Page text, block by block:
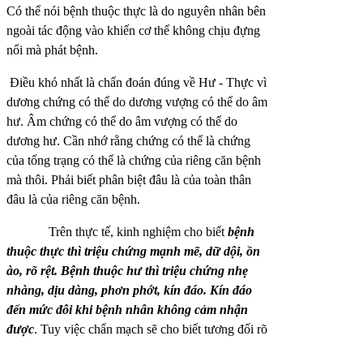
Có thể nói bệnh thuộc thực là do nguyên nhân bên
ngoài tác động vào khiến cơ thể không chịu đựng
nổi mà phát bệnh.
Điều khó nhất là chẩn đoán đúng về Hư - Thực vì
dương chứng có thể do dương vượng có thể do âm
hư. Âm chứng có thể do âm vượng có thể do
dương hư. Cần nhớ rằng chứng có thể là chứng
của tổng trạng có thể là chứng của riêng căn bệnh
mà thôi. Phải biết phân biệt đâu là của toàn thân
đâu là của riêng căn bệnh.
Trên thực tế, kinh nghiệm cho biếtbệnh
thuộc thực thì triệu chứng mạnh mẽ, dữ dội, ồn
ào, rõ rệt. Bệnh thuộc hư thì triệu chứng nhẹ
nhàng, dịu dàng, phơn phớt, kín đáo. Kín đáo
đến mức đôi khi bệnh nhân không cảm nhận
được. Tuy việc chẩn mạch sẽ cho biết tương đối rõ